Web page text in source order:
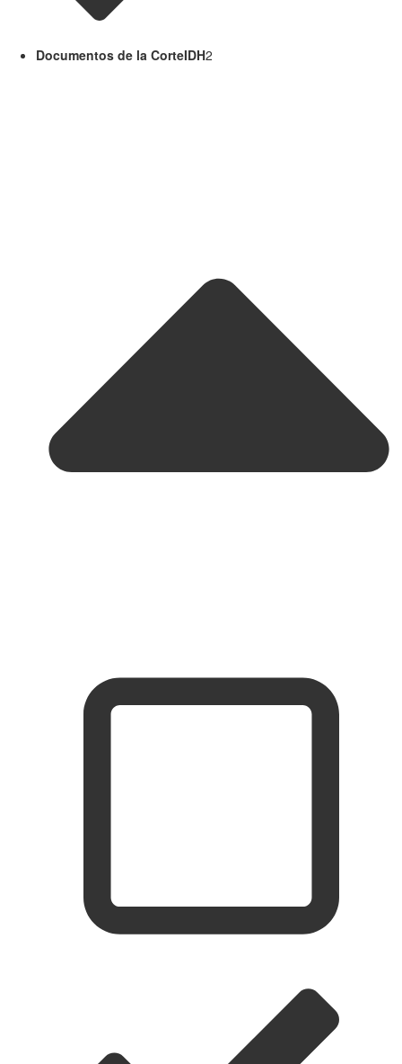
Documentos de la CorteIDH2